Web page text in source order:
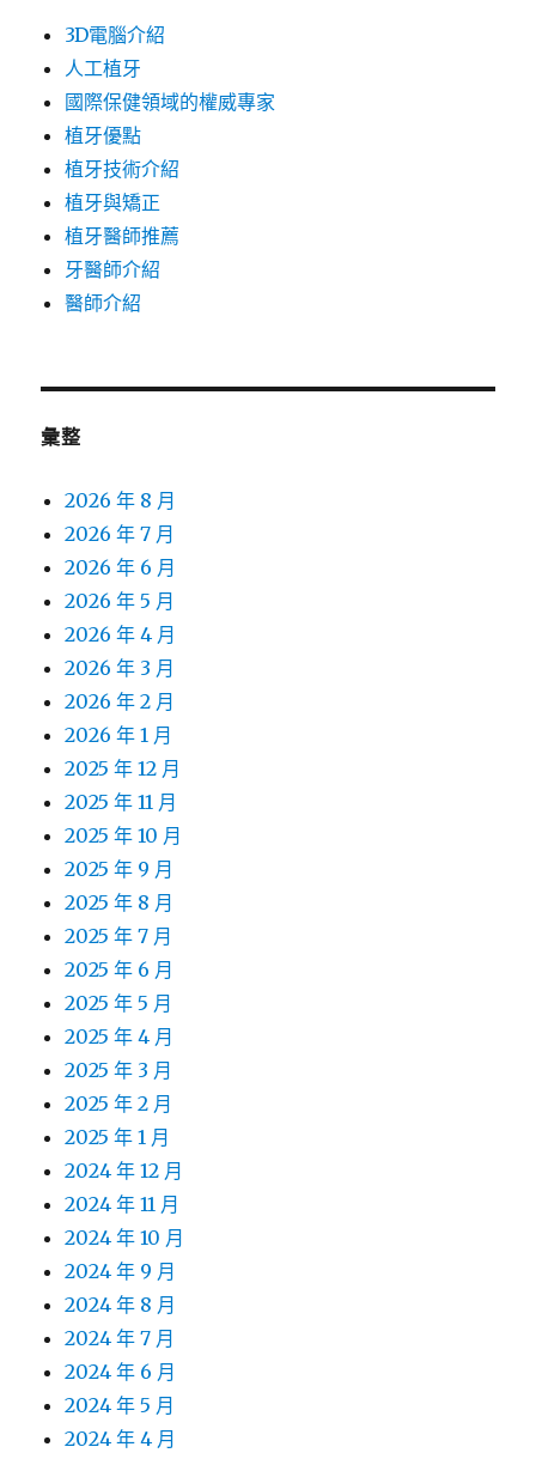
3D電腦介紹
人工植牙
國際保健領域的權威專家
植牙優點
植牙技術介紹
植牙與矯正
植牙醫師推薦
牙醫師介紹
醫師介紹
彙整
2026 年 8 月
2026 年 7 月
2026 年 6 月
2026 年 5 月
2026 年 4 月
2026 年 3 月
2026 年 2 月
2026 年 1 月
2025 年 12 月
2025 年 11 月
2025 年 10 月
2025 年 9 月
2025 年 8 月
2025 年 7 月
2025 年 6 月
2025 年 5 月
2025 年 4 月
2025 年 3 月
2025 年 2 月
2025 年 1 月
2024 年 12 月
2024 年 11 月
2024 年 10 月
2024 年 9 月
2024 年 8 月
2024 年 7 月
2024 年 6 月
2024 年 5 月
2024 年 4 月